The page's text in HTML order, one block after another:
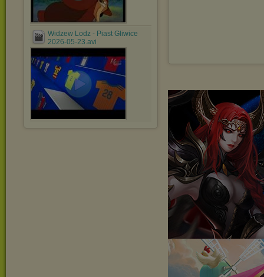
Widzew Lodz - Piast Gliwice
2026-05-23.avi